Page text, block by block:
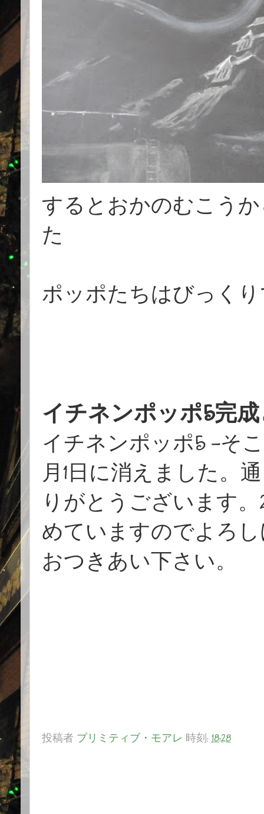
するとおかのむこう
た
ポッポたちはびっく
イチネンポッポ5完
イチネンポッポ5 -そ
月1日に消えました。
りがとうございます
めていますのでよろ
おつきあい下さい。
投稿者 プリミティブ・モアレ 時刻: 18:28